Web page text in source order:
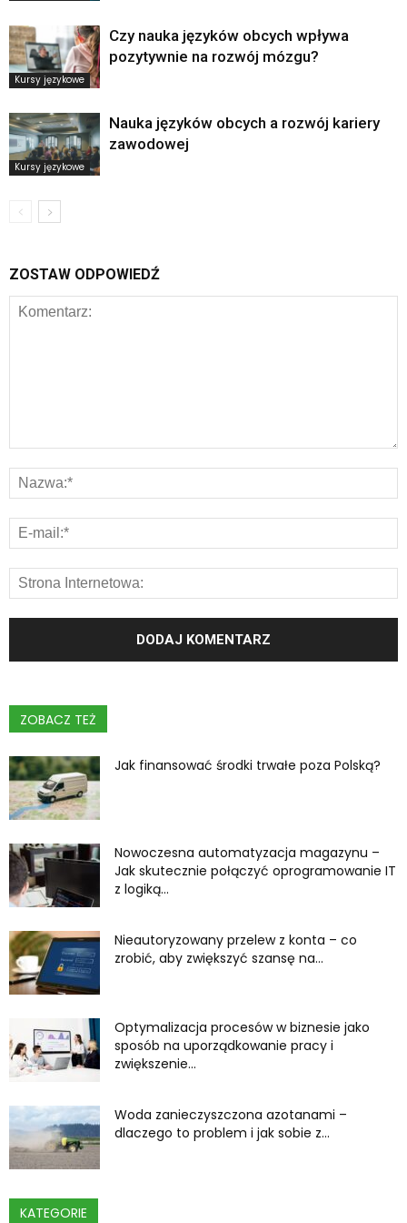
Kursy językowe
Czy nauka języków obcych wpływa
pozytywnie na rozwój mózgu?
Kursy językowe
Nauka języków obcych a rozwój kariery
zawodowej
ZOSTAW ODPOWIEDŹ
ZOBACZ TEŻ
Jak finansować środki trwałe poza Polską?
Nowoczesna automatyzacja magazynu –
Jak skutecznie połączyć oprogramowanie IT
z logiką...
Nieautoryzowany przelew z konta – co
zrobić, aby zwiększyć szansę na...
Optymalizacja procesów w biznesie jako
sposób na uporządkowanie pracy i
zwiększenie...
Woda zanieczyszczona azotanami –
dlaczego to problem i jak sobie z...
KATEGORIE